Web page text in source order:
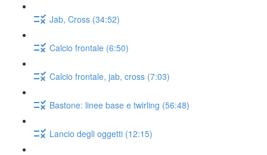
Jab, Cross (34:52)
Calcio frontale (6:50)
Calcio frontale, jab, cross (7:03)
Bastone: linee base e twirling (56:48)
Lancio degli oggetti (12:15)